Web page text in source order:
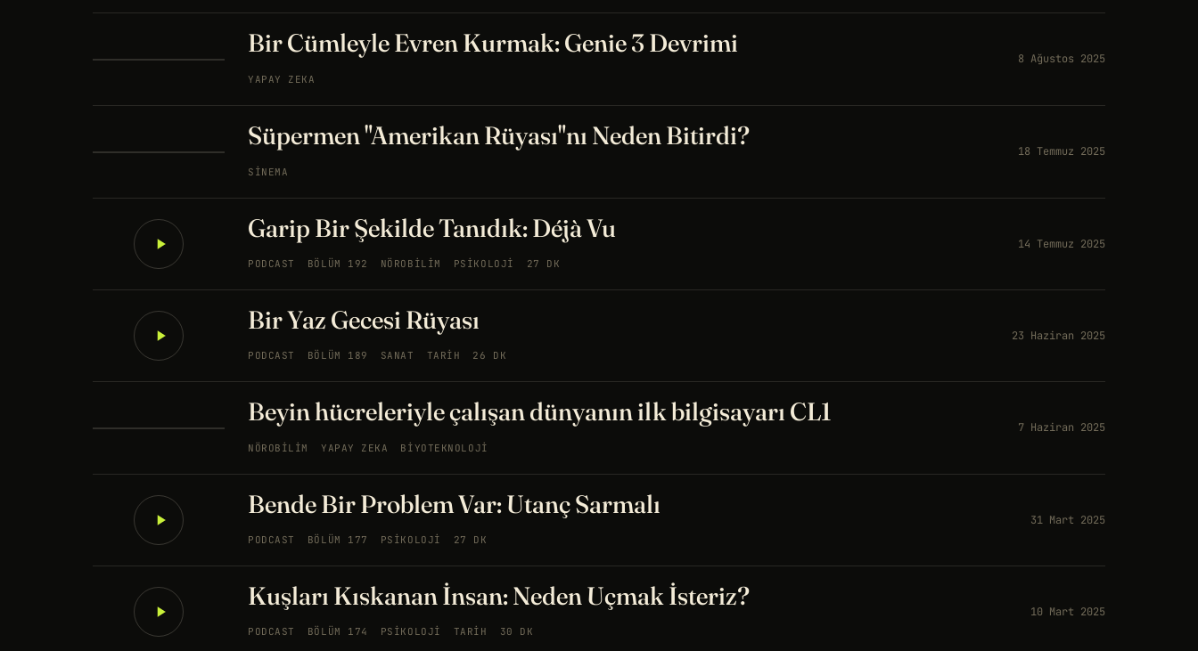
Bir Cümleyle Evren Kurmak: Genie 3 Devrimi
YAPAY ZEKA
8 Ağustos 2025
Süpermen "Amerikan Rüyası"nı Neden Bitirdi?
SINEMA
18 Temmuz 2025
Garip Bir Şekilde Tanıdık: Déjà Vu
PODCAST BÖLÜM 192 NÖROBILIM PSIKOLOJI 27 DK
14 Temmuz 2025
Bir Yaz Gecesi Rüyası
PODCAST BÖLÜM 189 SANAT TARIH 26 DK
23 Haziran 2025
Beyin hücreleriyle çalışan dünyanın ilk bilgisayarı CL1
NÖROBILIM YAPAY ZEKA BIYOTEKNOLOJI
7 Haziran 2025
Bende Bir Problem Var: Utanç Sarmalı
PODCAST BÖLÜM 177 PSIKOLOJI 27 DK
31 Mart 2025
Kuşları Kıskanan İnsan: Neden Uçmak İsteriz?
PODCAST BÖLÜM 174 PSIKOLOJI TARIH 30 DK
10 Mart 2025